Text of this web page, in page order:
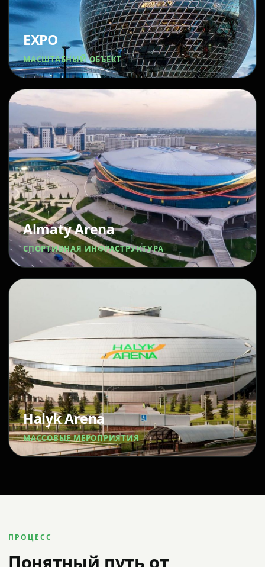
EXPO
МАСШТАБНЫЙ ОБЪЕКТ
Almaty Arena
СПОРТИВНАЯ ИНФРАСТРУКТУРА
Halyk Arena
МАССОВЫЕ МЕРОПРИЯТИЯ
ПРОЦЕСС
Понятный путь от